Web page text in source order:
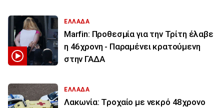
ΕΛΛΑΔΑ
Marfin: Προθεσμία για την Τρίτη έλαβε
η 46χρονη - Παραμένει κρατούμενη
στην ΓΑΔΑ
ΕΛΛΑΔΑ
Λακωνία: Τροχαίο με νεκρό 48χρονο